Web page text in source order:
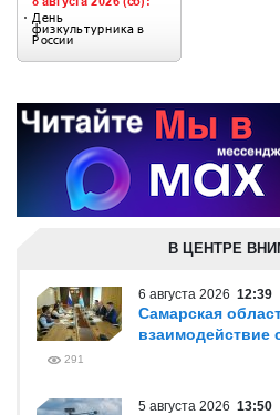
В ЦЕНТРЕ
6 августа 2026 12:39
Самарская
взаимодействие
291
5 августа 2026 13:50